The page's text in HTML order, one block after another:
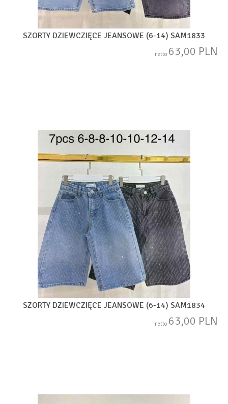
SZORTY DZIEWCZIĘCE JEANSOWE (6-14) SAM1833
netto 63,00 PLN
SZORTY DZIEWCZIĘCE JEANSOWE (6-14) SAM1834
netto 63,00 PLN